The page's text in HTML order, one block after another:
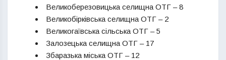
Великоберезовицька селищна ОТГ – 8
Великобірківська селищна ОТГ – 2
Великогаївська сільська ОТГ – 5
Залозецька селищна ОТГ – 17
Збаразька міська ОТГ – 12